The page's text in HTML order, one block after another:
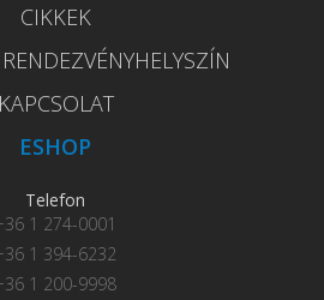
CIKKEK
KAPCSOLAT
ESHOP
Telefon
1 274-0001
1 394-6232
1 200-9998